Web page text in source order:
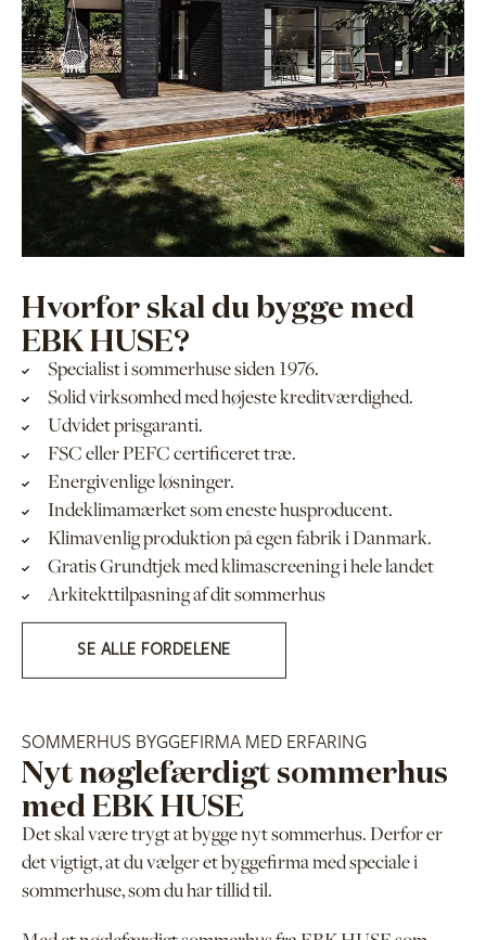
Hvorfor skal du bygge med
EBK HUSE?
Specialist i sommerhuse siden 1976.
Solid virksomhed med højeste kreditværdighed.
Udvidet prisgaranti.
FSC eller PEFC certificeret træ.
Energivenlige løsninger.
Indeklimamærket som eneste husproducent.
Klimavenlig produktion på egen fabrik i Danmark.
Gratis Grundtjek med klimascreening i hele landet
Arkitekttilpasning af dit sommerhus
SE ALLE FORDELENE
SOMMERHUS BYGGEFIRMA MED ERFARING
Nyt nøglefærdigt sommerhus
med EBK HUSE
Det skal være trygt at bygge nyt sommerhus. Derfor er
det vigtigt, at du vælger et byggefirma med speciale i
sommerhuse, som du har tillid til.